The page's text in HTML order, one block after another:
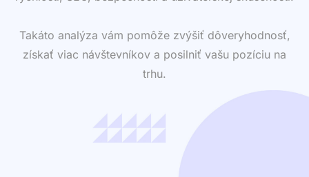
konkurenciou. Preto ponúkame aj profesionálnu
analýzu na objednávku. Získate detailný report o
technickej kvalite stránky, odporúčania na zlepšenie
rýchlosti, SEO, bezpečnosti a užívateľskej skúsenosti.
Takáto analýza vám pomôže zvýšiť dôveryhodnosť,
získať viac návštevníkov a posilniť vašu pozíciu na